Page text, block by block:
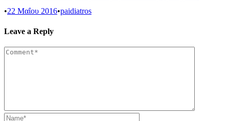
•22 Μαΐου 2016•paidiatros
Leave a Reply